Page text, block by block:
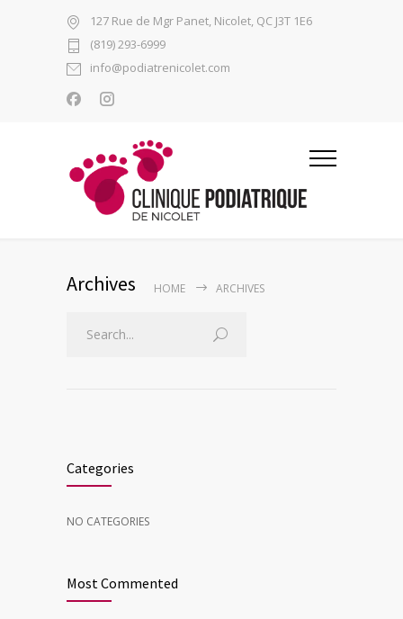
127 Rue de Mgr Panet, Nicolet, QC J3T 1E6
(819) 293-6999
info@podiatrenicolet.com
Archives HOME ARCHIVES
Categories
NO CATEGORIES
Most Commented